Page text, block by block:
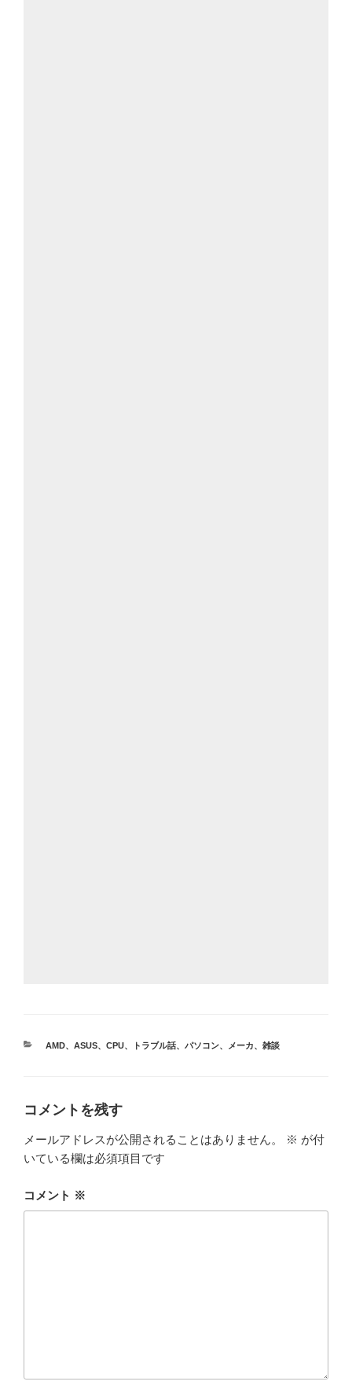
カ
AMD、 ASUS、 CPU、 トラブル話、 パソコン、 メーカ、 雑談
コメントを残す
メールアドレスが公開されることはありません。 ※ が付
いている欄は必須項目です
コメント ※